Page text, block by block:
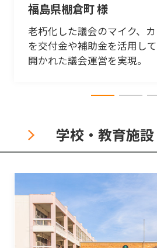
福島県棚倉町 様
老朽化した議会のマイク、
を交付金や補助金を活用し
開かれた議会運営を実現。
学校・教育施設